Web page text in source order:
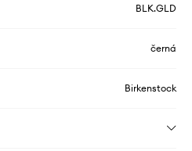
BLK.GLD
černá
Birkenstock